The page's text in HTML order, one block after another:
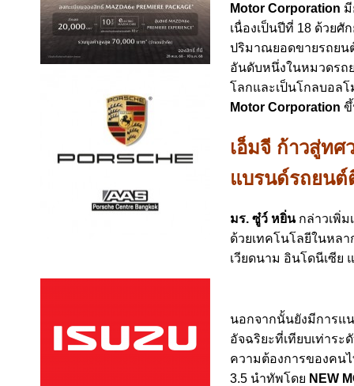
Motor Corporation
เนื่องเป็นปีที่ 18ด้วยศัก
ปริมาณยอดขายรถยน
อันดับหนึ่งในหมวดรถ
โลกและเป็นโกลบอล
Motor Corporation ขึ้
เอ็มจี ก้าวสู่ท
แบรนด์รถยน
มร. ซู๋ว์ หยิ่นกล่าวเพิ่ม
ด้วยเทคโนโลยีในหล
เวียดนาม อินโดนีเซีย
นอกจากนั้นยังมีการแ
อัจฉริยะที่เทียบเท่าระ
ความต้องการของคน
3.5 นำทัพโดย NEW